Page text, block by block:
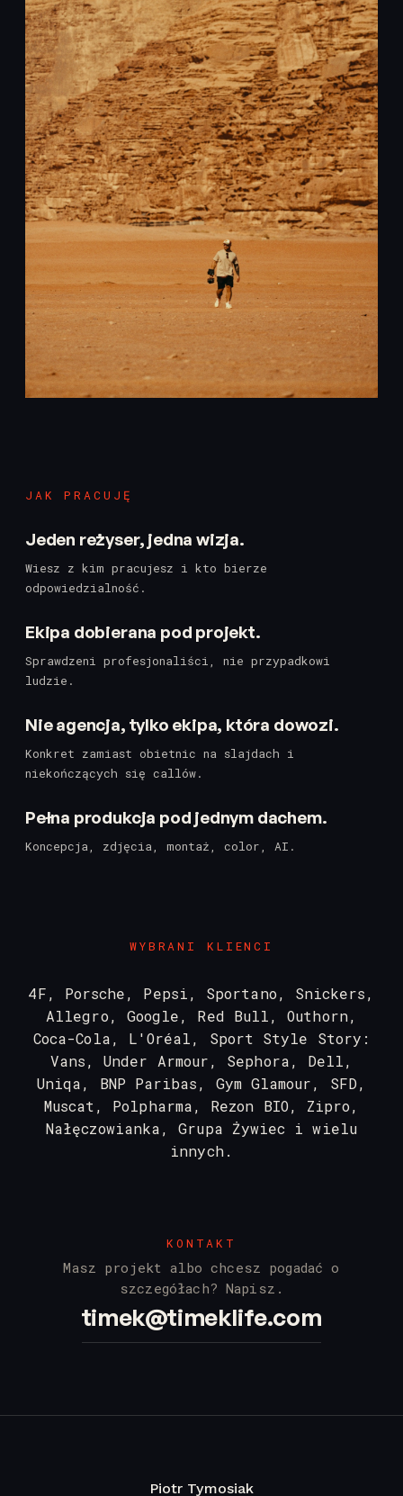
JAK PRACUJĘ
Jeden reżyser, jedna wizja.
Wiesz z kim pracujesz i kto bierze
odpowiedzialność.
Ekipa dobierana pod projekt.
Sprawdzeni profesjonaliści, nie przypadkowi
ludzie.
Nie agencja, tylko ekipa, która dowozi.
Konkret zamiast obietnic na slajdach i
niekończących się callów.
Pełna produkcja pod jednym dachem.
Koncepcja, zdjęcia, montaż, color, AI.
WYBRANI KLIENCI
4F, Porsche, Pepsi, Sportano, Snickers,
Allegro, Google, Red Bull, Outhorn,
Coca-Cola, L'Oréal, Sport Style Story:
Vans, Under Armour, Sephora, Dell,
Uniqa, BNP Paribas, Gym Glamour, SFD,
Muscat, Polpharma, Rezon BIO, Zipro,
Nałęczowianka, Grupa Żywiec i wielu
innych.
KONTAKT
Masz projekt albo chcesz pogadać o
szczegółach? Napisz.
timek@timeklife.com
Piotr Tymosiak